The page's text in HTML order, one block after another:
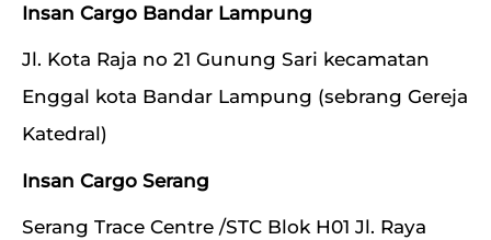
Insan Cargo Bandar Lampung
Jl. Kota Raja no 21 Gunung Sari kecamatan
Enggal kota Bandar Lampung (sebrang Gereja
Katedral)
Insan Cargo Serang
Serang Trace Centre /STC Blok H01 Jl. Raya